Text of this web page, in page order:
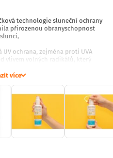
technologie sluneční ochrany
přirozenou obranyschopnost
UV ochrana, zejména proti UVA
vlivem volných radikálů, který
potu i otěru,
pokožku; snadno se nanáší,
pokožce viditelné stopy,
více